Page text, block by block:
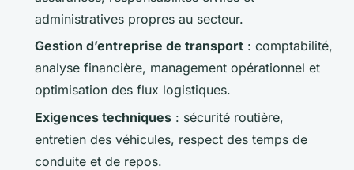
administratives propres au secteur.
Gestion d’entreprise de transport : comptabilité,
analyse financière, management opérationnel et
optimisation des flux logistiques.
Exigences techniques : sécurité routière,
entretien des véhicules, respect des temps de
conduite et de repos.